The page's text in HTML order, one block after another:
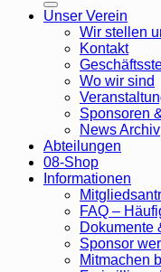
Unser Verein
Wir stellen
Kontakt
Wo wir sind
Sponsoren
News Archiv
Abteilungen
08-Shop
Informationen
FAQ –
Dokumente
Sponsor
Mitmachen